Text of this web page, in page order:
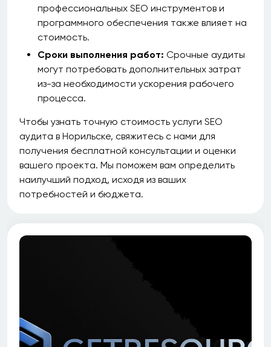
профессиональных SEO инструментов и
программного обеспечения также влияет на
стоимость.
Сроки выполнения работ: Срочные аудиты
могут потребовать дополнительных затрат
из-за необходимости ускорения рабочего
процесса.
Чтобы узнать точную стоимость услуги SEO
аудита в Норильске, свяжитесь с нами для
получения бесплатной консультации и оценки
вашего проекта. Мы поможем вам определить
наилучший подход, исходя из ваших
потребностей и бюджета.